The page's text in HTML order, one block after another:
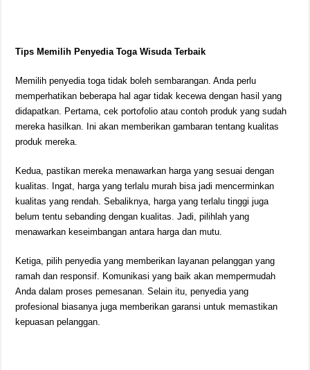
Tips Memilih Penyedia Toga Wisuda Terbaik
Memilih penyedia toga tidak boleh sembarangan. Anda perlu
memperhatikan beberapa hal agar tidak kecewa dengan hasil yang
didapatkan. Pertama, cek portofolio atau contoh produk yang sudah
mereka hasilkan. Ini akan memberikan gambaran tentang kualitas
produk mereka.
Kedua, pastikan mereka menawarkan harga yang sesuai dengan
kualitas. Ingat, harga yang terlalu murah bisa jadi mencerminkan
kualitas yang rendah. Sebaliknya, harga yang terlalu tinggi juga
belum tentu sebanding dengan kualitas. Jadi, pilihlah yang
menawarkan keseimbangan antara harga dan mutu.
Ketiga, pilih penyedia yang memberikan layanan pelanggan yang
ramah dan responsif. Komunikasi yang baik akan mempermudah
Anda dalam proses pemesanan. Selain itu, penyedia yang
profesional biasanya juga memberikan garansi untuk memastikan
kepuasan pelanggan.